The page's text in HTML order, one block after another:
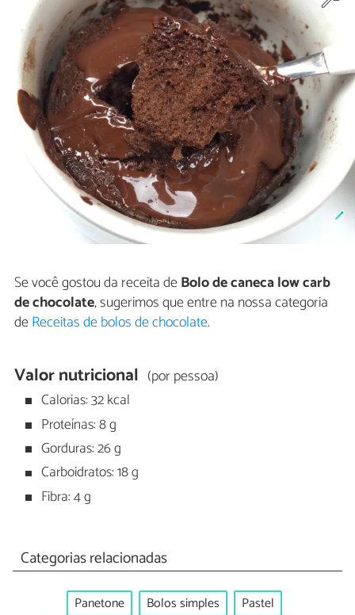
Se você gostou da receita deBolo de caneca low carb
de chocolate, sugerimos que entre na nossa categoria
deReceitas de bolos de chocolate.
Valor nutricional (por pessoa)
Calorias: 32 kcal
Proteínas: 8 g
Gorduras: 26 g
Carboidratos: 18 g
Fibra: 4 g
Categorias relacionadas
Panetone Bolos simples
Pastel